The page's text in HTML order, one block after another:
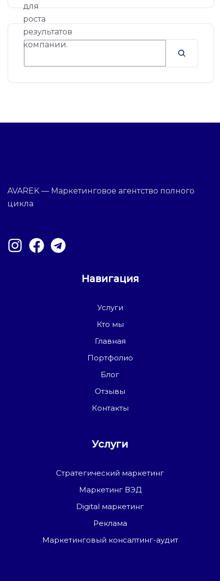
AVAREK — Маркетинговое агентство полного
цикла
Навигация
Услуги
Кто мы
Главная
Портфолио
Блог
Отзывы
Контакты
Услуги
Стратегический маркетинг
Маркетинг ВЭД
Digital маркетинг
Реклама
Маркетинговый консалтинг-аудит